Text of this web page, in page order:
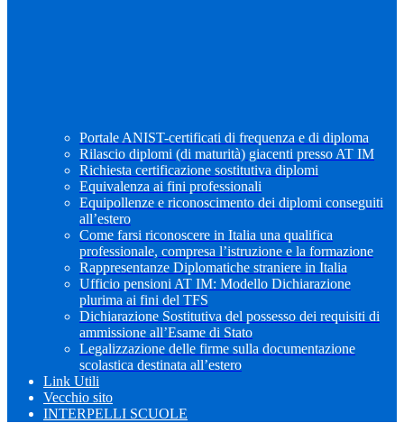
Portale ANIST-certificati di frequenza e di diploma
Rilascio diplomi (di maturità) giacenti presso AT IM
Richiesta certificazione sostitutiva diplomi
Equivalenza ai fini professionali
Equipollenze e riconoscimento dei diplomi conseguiti
all’estero
Come farsi riconoscere in Italia una qualifica
professionale, compresa l’istruzione e la formazione
Rappresentanze Diplomatiche straniere in Italia
Ufficio pensioni AT IM: Modello Dichiarazione
plurima ai fini del TFS
Dichiarazione Sostitutiva del possesso dei requisiti di
ammissione all’Esame di Stato
Legalizzazione delle firme sulla documentazione
scolastica destinata all’estero
Link Utili
Vecchio sito
INTERPELLI SCUOLE